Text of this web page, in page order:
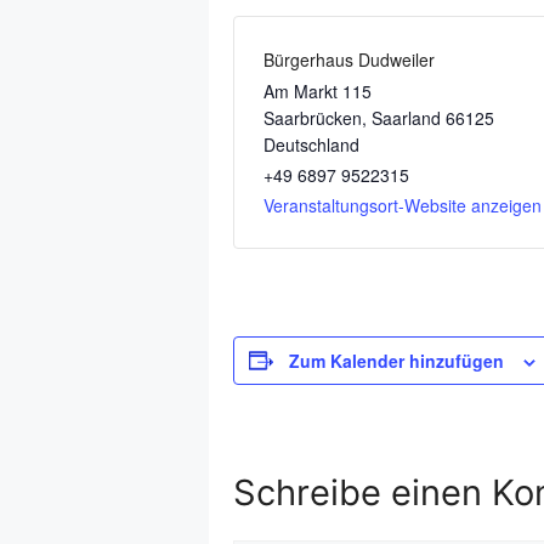
Bürgerhaus Dudweiler
Am Markt 115
Saarbrücken, Saarland 66125
Deutschland
+49 6897 9522315
Veranstaltungsort-Website anzeigen
Zum Kalender hinzufügen
Schreibe einen